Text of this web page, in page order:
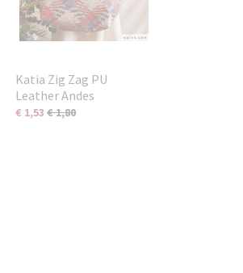
Katia Zig Zag PU
Leather Andes
€ 1,53 € 1,80